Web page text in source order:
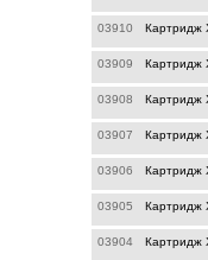
03910 Картридж
03909 Картридж
03908 Картридж
03907 Картридж
03906 Картридж
03905 Картридж
03904 Картридж